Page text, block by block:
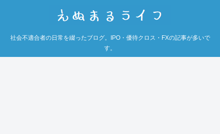
社会不適合者の日常を綴ったブログ。IPO・優待クロス・FXの記事が多いで
す。